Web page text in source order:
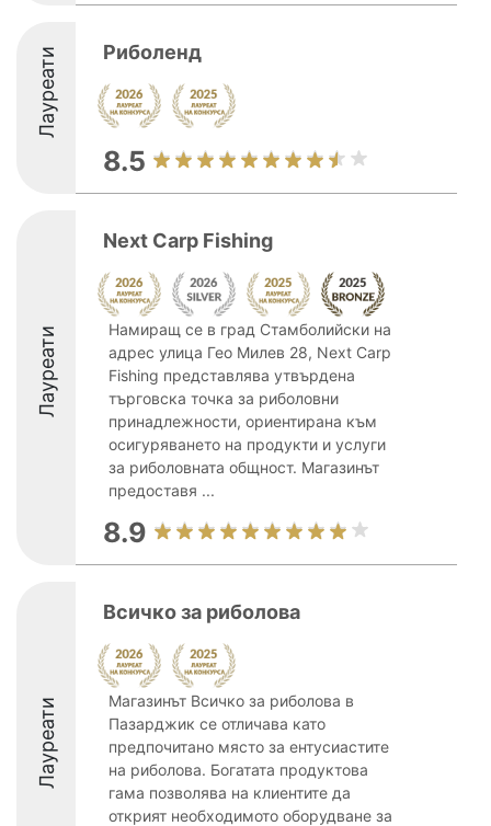
Лауреати Риболенд
8.5
Лауреати
Next Carp Fishing
Намиращ се в град Стамболийски на
адрес улица Гео Милев 28, Next Carp
Fishing представлява утвърдена
търговска точка за риболовни
принадлежности, ориентирана към
осигуряването на продукти и услуги
за риболовната общност. Магазинът
предоставя ...
8.9
Лауреати
Всичко за риболова
Магазинът Всичко за риболова в
Пазарджик се отличава като
предпочитано място за ентусиастите
на риболова. Богатата продуктова
гама позволява на клиентите да
открият необходимото оборудване за